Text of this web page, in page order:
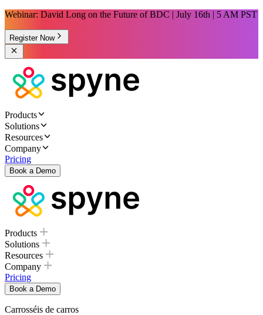
Webinar: David Long on the Future of BDC | July 16th | 5 AM PST
Register Now
Products
Solutions
Resources
Company
Pricing
Book a Demo
Products
Solutions
Resources
Company
Pricing
Book a Demo
Carrosséis de carros